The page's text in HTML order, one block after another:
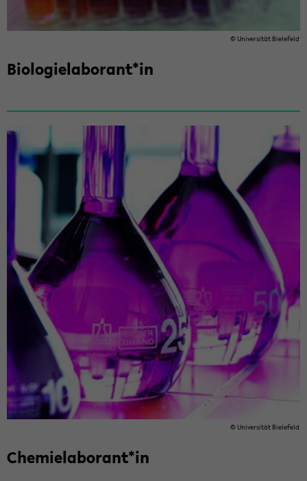
© Uni­ver­si­tät Bie­le­feld
Bio­lo­gie­la­bo­rant*in
© Uni­ver­si­tät Bie­le­feld
Che­mie­la­bo­rant*in